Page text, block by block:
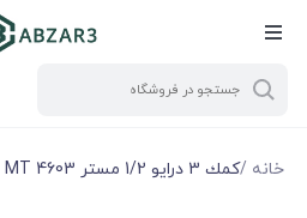
خانه /كمك 3 درايو 1/2 مستر MASTER - MT 4603